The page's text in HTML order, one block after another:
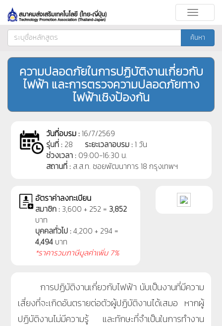
Toggle
ค้นหา
ความปลอดภัยในการปฏิบัติงานเกี่ยวกับ
ไฟฟ้า และการตรวจความปลอดภัยทาง
ไฟฟ้าเชิงป้องกัน
วันที่อบรม :16/7/2569
รุ่นที่ : 28 ระยะเวลาอบรม :1 วัน
ช่วงเวลา : 09:00-16:30 น.
สถานที่ : ส.ส.ท. ซอยพัฒนาการ 18 กรุงเทพฯ
อัตราค่าลงทะเบียน
สมาชิก : 3,600 + 252 = 3,852
บาท
บุคคลทั่วไป :4,200 + 294 =
4,494 บาท
*ราคารวมภาษีมูลค่าเพิ่ม 7%
การปฏิบัติงานเกี่ยวกับไฟฟ้า นับเป็นงานที่มีความ
เสี่ยงที่จะเกิดอันตรายต่อตัวผู้ปฏิบัติงานได้เสมอ หากผู้
ปฏิบัติงานไม่มีความรู้ และทักษะที่จำเป็นในการทำงาน